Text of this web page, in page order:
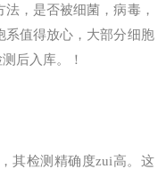
，是否被细菌，病毒，
系值得放心，大部分细胞
后入库。！
其检测精确度zui高。这